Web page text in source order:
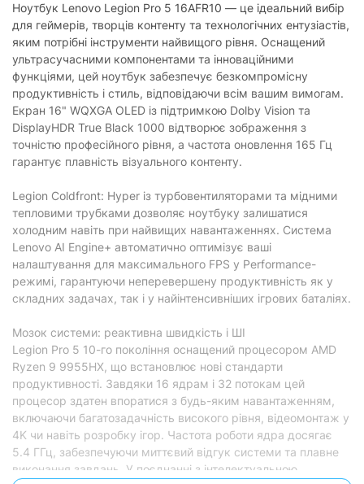
Ноутбук Lenovo Legion Pro 5 16AFR10 — це ідеальний вибір
для геймерів, творців контенту та технологічних ентузіастів,
яким потрібні інструменти найвищого рівня. Оснащений
ультрасучасними компонентами та інноваційними
функціями, цей ноутбук забезпечує безкомпромісну
продуктивність і стиль, відповідаючи всім вашим вимогам.
Екран 16" WQXGA OLED із підтримкою Dolby Vision та
DisplayHDR True Black 1000 відтворює зображення з
точністю професійного рівня, а частота оновлення 165 Гц
гарантує плавність візуального контенту.
Legion Coldfront: Hyper із турбовентиляторами та мідними
тепловими трубками дозволяє ноутбуку залишатися
холодним навіть при найвищих навантаженнях. Система
Lenovo AI Engine+ автоматично оптимізує ваші
налаштування для максимального FPS у Performance-
режимі, гарантуючи неперевершену продуктивність як у
складних задачах, так і у найінтенсивніших ігрових баталіях.
Мозок системи: реактивна швидкість і ШІ
Legion Pro 5 10-го покоління оснащений процесором AMD
Ryzen 9 9955HX, що встановлює нові стандарти
продуктивності. Завдяки 16 ядрам і 32 потокам цей
процесор здатен впоратися з будь-яким навантаженням,
включаючи багатозадачність високого рівня, відеомонтаж у
4K чи навіть розробку ігор. Частота роботи ядра досягає
5.4 ГГц, забезпечуючи миттєвий відгук системи та плавне
виконання завдань. У поєднанні з інтелектуальною